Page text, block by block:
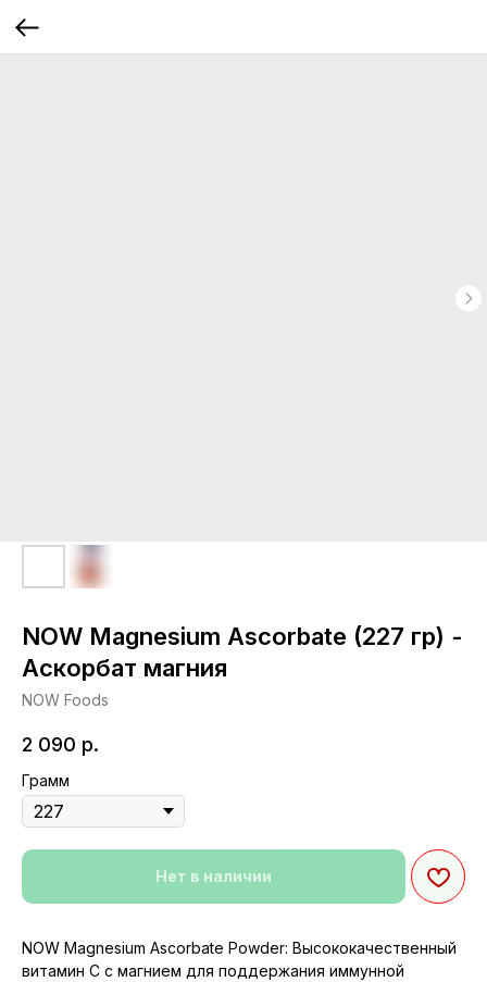
NOW Magnesium Ascorbate (227 гр) -
Аскорбат магния
NOW Foods
2 090 р.
Грамм
Нет в наличии
NOW Magnesium Ascorbate Powder: Высококачественный
витамин C с магнием для поддержания иммунной